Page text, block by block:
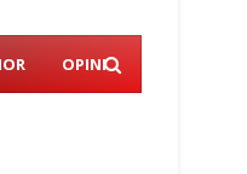
OPINI